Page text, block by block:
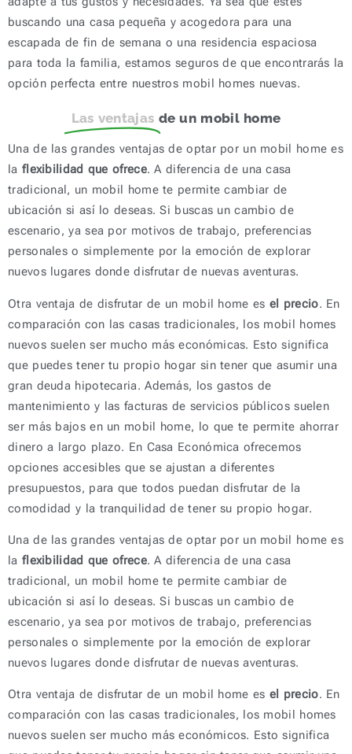
buscando una casa pequeña y acogedora para una
escapada de fin de semana o una residencia espaciosa
para toda la familia, estamos seguros de que encontrarás la
opción perfecta entre nuestros mobil homes nuevas.
Las ventajas de un mobil home
Una de las grandes ventajas de optar por un mobil home es
la flexibilidad que ofrece. A diferencia de una casa
tradicional, un mobil home te permite cambiar de
ubicación si así lo deseas. Si buscas un cambio de
escenario, ya sea por motivos de trabajo, preferencias
personales o simplemente por la emoción de explorar
nuevos lugares donde disfrutar de nuevas aventuras.
Otra ventaja de disfrutar de un mobil home es el precio. En
comparación con las casas tradicionales, los mobil homes
nuevos suelen ser mucho más económicas. Esto significa
que puedes tener tu propio hogar sin tener que asumir una
gran deuda hipotecaria. Además, los gastos de
mantenimiento y las facturas de servicios públicos suelen
ser más bajos en un mobil home, lo que te permite ahorrar
dinero a largo plazo. En Casa Económica ofrecemos
opciones accesibles que se ajustan a diferentes
presupuestos, para que todos puedan disfrutar de la
comodidad y la tranquilidad de tener su propio hogar.
Una de las grandes ventajas de optar por un mobil home es
la flexibilidad que ofrece. A diferencia de una casa
tradicional, un mobil home te permite cambiar de
ubicación si así lo deseas. Si buscas un cambio de
escenario, ya sea por motivos de trabajo, preferencias
personales o simplemente por la emoción de explorar
nuevos lugares donde disfrutar de nuevas aventuras.
Otra ventaja de disfrutar de un mobil home es el precio. En
comparación con las casas tradicionales, los mobil homes
nuevos suelen ser mucho más económicos. Esto significa